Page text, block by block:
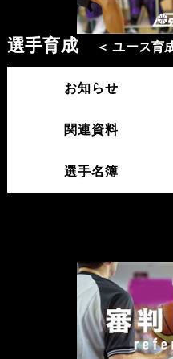
選手育成 ＜ ユース育
お知らせ
関連資料
選手名簿